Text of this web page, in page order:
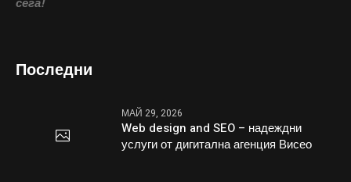
Последни
МАЙ 29, 2026
Web design and SEO – надеждни
услуги от дигитална агенция Висео